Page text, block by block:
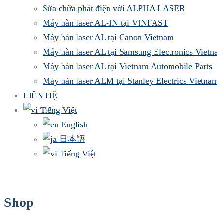
Sửa chữa phát điện với ALPHA LASER
Máy hàn laser AL-IN tại VINFAST
Máy hàn laser AL tại Canon Vietnam
Máy hàn laser AL tại Samsung Electronics
Máy hàn laser AL tại Vietnam Automobile Parts
Máy hàn laser ALM tại Stanley Electrics
LIÊN HỆ
Tiếng Việt
English
日本語
Tiếng Việt
Shop